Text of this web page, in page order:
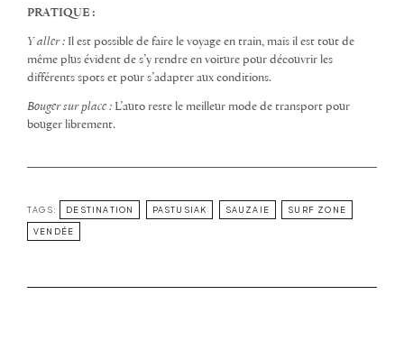
PRATIQUE :
Y aller : Il est possible de faire le voyage en train, mais il est tout de
même plus évident de s’y rendre en voiture pour découvrir les
différents spots et pour s’adapter aux conditions.
Bouger sur place : L’auto reste le meilleur mode de transport pour
bouger librement.
TAGS: DESTINATION PASTUSIAK SAUZAIE SURF ZONE
VENDÉE